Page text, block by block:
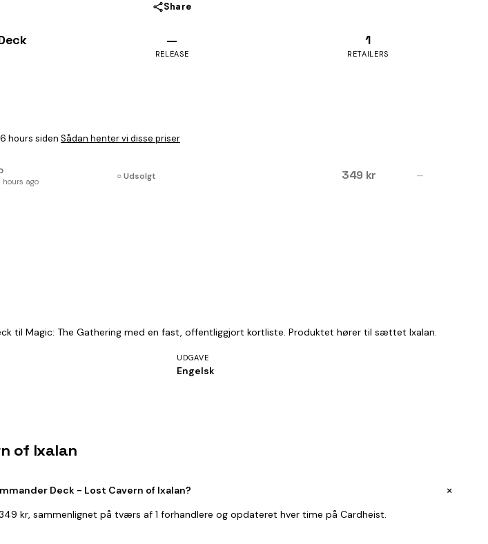
Share
—
RELEASE
1
RETAILERS
hours siden Sådan henter vi disse priser
hours ago ○ Udsolgt 349 kr —
til Magic: The Gathering med en fast, offentliggjort kortliste. Produktet hører til sættet Ixalan.
UDGAVE
Engelsk
of Ixalan
Deck - Lost Cavern of Ixalan? +
kr, sammenlignet på tværs af 1 forhandlere og opdateret hver time på Cardheist.